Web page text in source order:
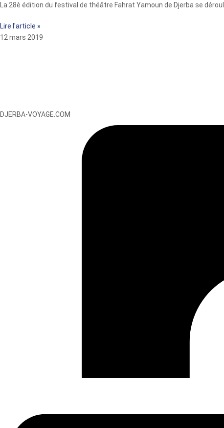
La 28è édition du festival de théâtre Fahrat Yamoun de Djerba se
Lire l'article »
12 mars 2019
DJERBA-VOYAGE.COM